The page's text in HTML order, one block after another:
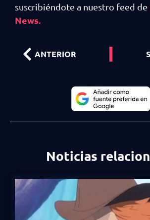
suscribiéndote a nuestro feed de
News.
ANTERIOR
Noticias